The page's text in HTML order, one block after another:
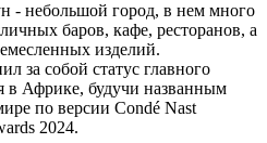
- небольшой город, в нем много
баров, кафе, ресторанов, а
изделий.
за собой статус главного
в Африке, будучи названным
по версии Condé Nast
2024.